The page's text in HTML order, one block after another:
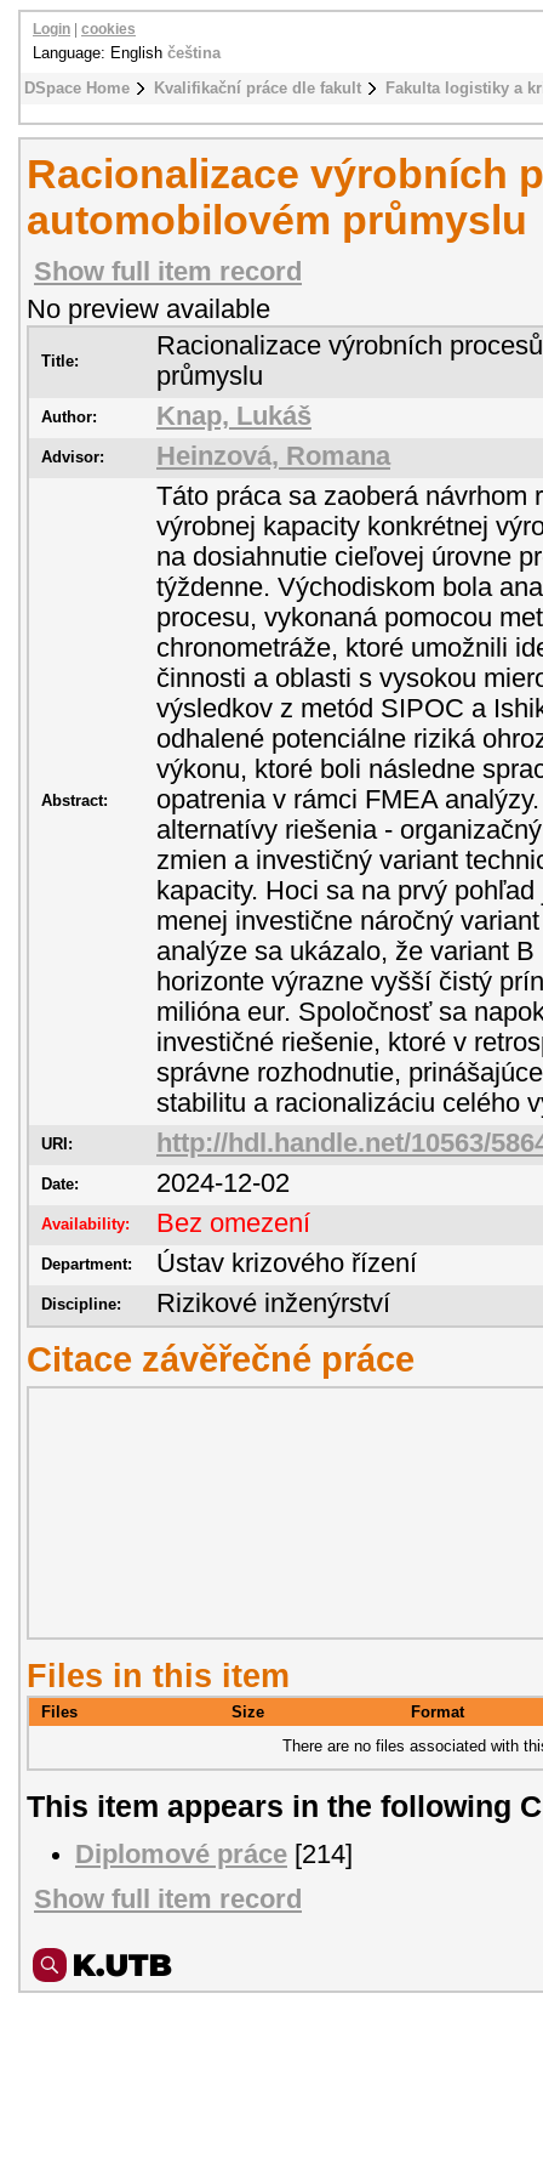
DSpace Home Kvalifikační práce dle fakult Fakulta logistiky a
Login cookies
Language: English čeština
Racionalizace výrobních
automobilovém průmyslu
Show full item record
No preview available
Title:
Racionalizace výrobních
průmyslu
Author: Knap, Lukáš
Advisor: Heinzová, Romana
Abstract:
Táto práca sa zaoberá návrhom
výrobnej kapacity konkrétnej
na dosiahnutie cieľovej úrovne
týždenne. Východiskom bola
procesu, vykonaná pomocou
chronometráže, ktoré umožnili
činnosti a oblasti s vysokou
výsledkov z metód SIPOC a
odhalené potenciálne riziká
výkonu, ktoré boli následne
opatrenia v rámci FMEA
alternatívy riešenia -
zmien a investičný variant
kapacity. Hoci sa na prvý
menej investične náročný
analýze sa ukázalo, že variant
horizonte výrazne vyšší čistý
milióna eur. Spoločnosť sa
investičné riešenie, ktoré v
správne rozhodnutie,
stabilitu a racionalizáciu celého
URI: http://hdl.handle.net/10563/
Date: 2024-12-02
Availability: Bez omezení
Department: Ústav krizového řízení
Discipline: Rizikové inženýrství
Citace závěřečné práce
Files in this item
Files Size
Format
There are no files associated with
This item appears in the following
Diplomové práce [214]
Show full item record